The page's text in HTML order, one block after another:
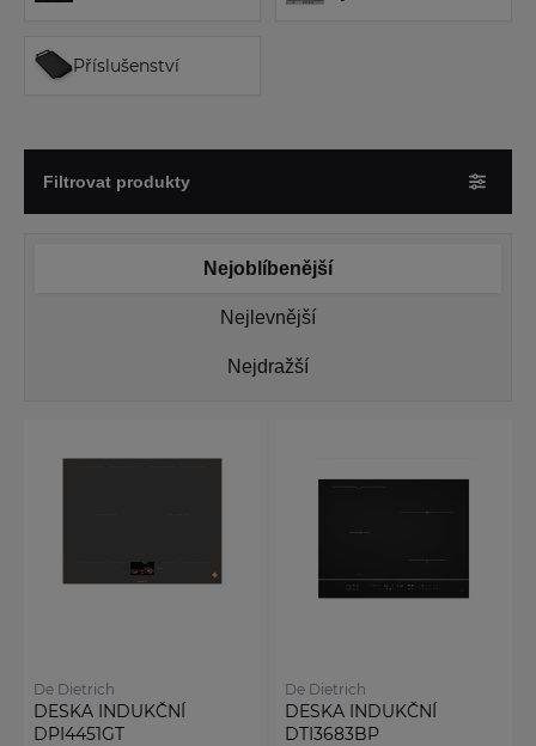
Příslušenství
Filtrovat produkty
Nejoblíbenější
Nejlevnější
Nejdražší
De Dietrich
DESKA INDUKČNÍ
DPI4451GT
De Dietrich
DESKA INDUKČNÍ
DTI3683BP